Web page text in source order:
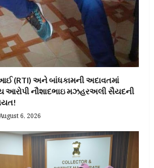
(RTI) અને બાંધકામની અદાવતમાં
આરોપી નૌશાદભાઇ મઝહરઅલી સૈયદની
6, 2026